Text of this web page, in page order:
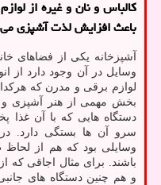
كالباس و نان و غیره از
باعث افزایش لذت آشپزی
آشپزخانه یکی از فضاهای
وسایل در آن وجود دارد از
لوازم برقی و مدرن که
بخش مهمی از هنر آشپزی و
دستگاه هایی که با آن
سرو آن ها بستگی دارد. در
وسایلی بود که هم از
باشند. برای مثال اجاقی که
و هم چنین دستگاه های